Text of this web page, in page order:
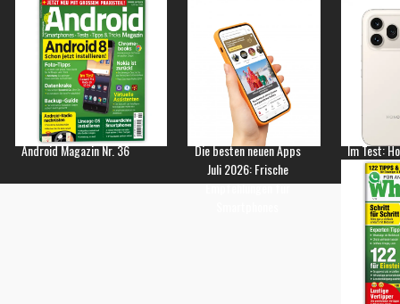
Android Magazin Nr. 36
Die besten neuen Apps
Juli 2026: Frische
Empfehlungen für
Im Test: